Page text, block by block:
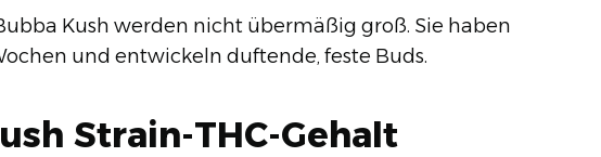
Kush werden nicht übermäßig groß. Sie haben
und entwickeln duftende, feste Buds.
Strain-THC-Gehalt